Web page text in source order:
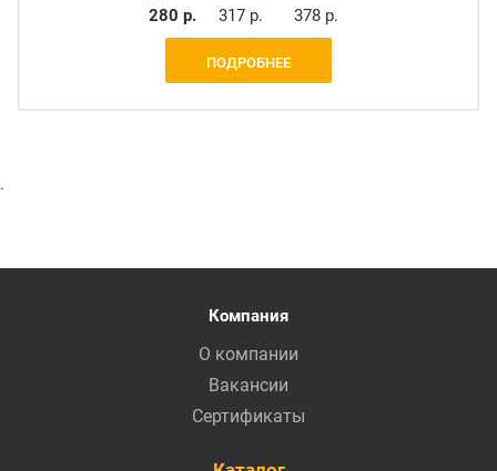
280 р. 317 р. 378 р.
ПОДРОБНЕЕ
.
Компания
О компании
Вакансии
Сертификаты